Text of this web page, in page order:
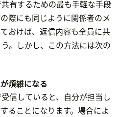
有するための最も手軽な手段
際にも同じように関係者のメ
おけば、返信内容も全員に共
。しかし、この方法には次の
煩雑になる
信していると、自分が担当し
ることになります。場合によ